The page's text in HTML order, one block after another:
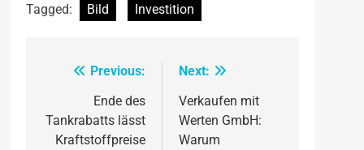
Tagged: Bild Investition
Beitragsnavigation
Previous:
Ende des
Tankrabatts lässt
Kraftstoffpreise
Next:
Verkaufen mit
Werten GmbH:
Warum